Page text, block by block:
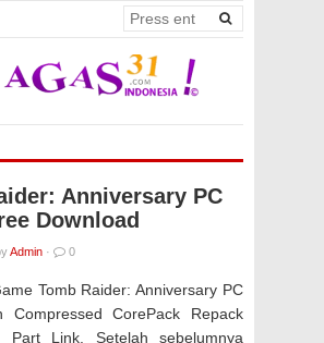
Anniversary PC
Download
Admin · 0
Tomb Raider: Anniversary PC
Compressed CorePack Repack
Part Link. Setelah sebelumnya